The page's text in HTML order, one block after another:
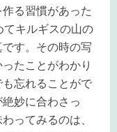
る習慣があった
てキルギスの山の
です。その時の写
たことがわかり
忘れることがで
妙に合わさっ
ってみるのは、